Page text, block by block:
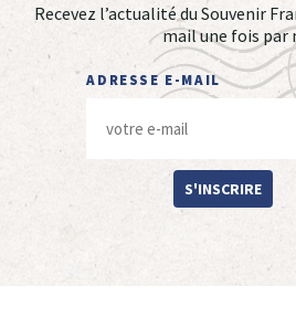
Recevez l’actualité du Souvenir
mail une fois par
ADRESSE E-MAIL
S'INSCRIRE